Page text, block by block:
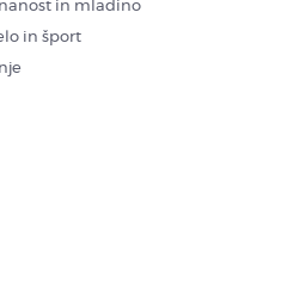
in mladino
in šport